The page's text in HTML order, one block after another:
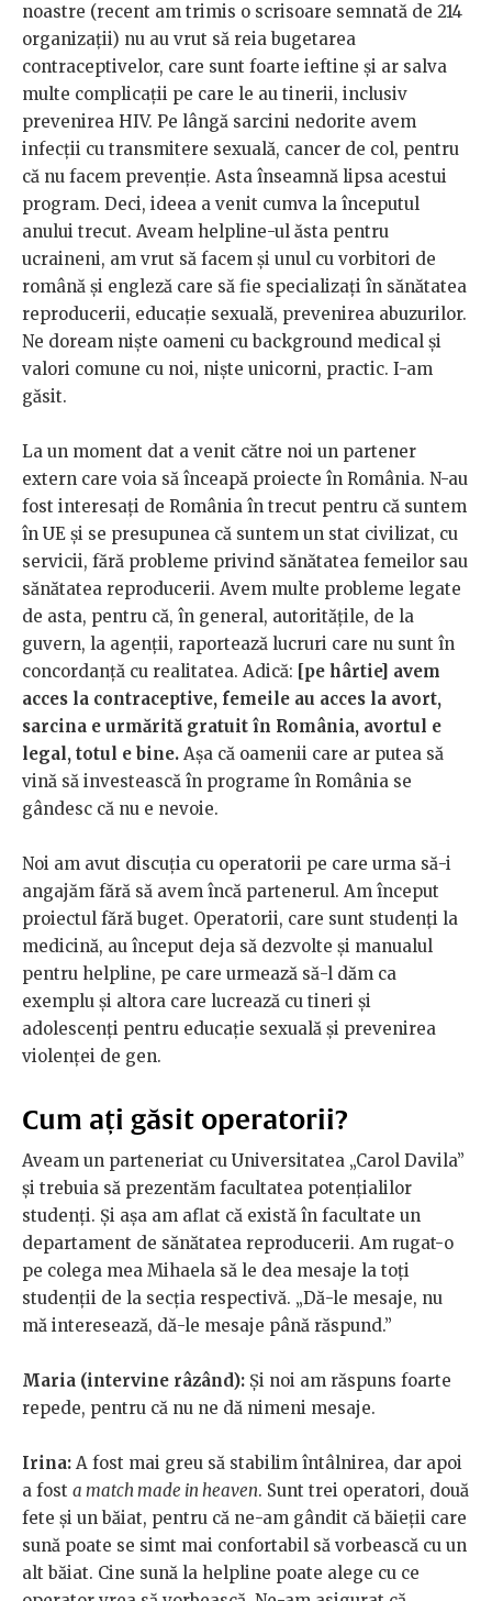
noastre (recent am trimis o scrisoare semnată de 214
organizații) nu au vrut să reia bugetarea
contraceptivelor, care sunt foarte ieftine și ar salva
multe complicații pe care le au tinerii, inclusiv
prevenirea HIV. Pe lângă sarcini nedorite avem
infecții cu transmitere sexuală, cancer de col, pentru
că nu facem prevenție. Asta înseamnă lipsa acestui
program. Deci, ideea a venit cumva la începutul
anului trecut. Aveam helpline-ul ăsta pentru
ucraineni, am vrut să facem și unul cu vorbitori de
română și engleză care să fie specializați în sănătatea
reproducerii, educație sexuală, prevenirea abuzurilor.
Ne doream niște oameni cu background medical și
valori comune cu noi, niște unicorni, practic. I-am
găsit.
La un moment dat a venit către noi un partener
extern care voia să înceapă proiecte în România. N-au
fost interesați de România în trecut pentru că suntem
în UE și se presupunea că suntem un stat civilizat, cu
servicii, fără probleme privind sănătatea femeilor sau
sănătatea reproducerii. Avem multe probleme legate
de asta, pentru că, în general, autoritățile, de la
guvern, la agenții, raportează lucruri care nu sunt în
concordanță cu realitatea. Adică: [pe hârtie] avem
acces la contraceptive, femeile au acces la avort,
sarcina e urmărită gratuit în România, avortul e
legal, totul e bine. Așa că oamenii care ar putea să
vină să investească în programe în România se
gândesc că nu e nevoie.
Noi am avut discuția cu operatorii pe care urma să-i
angajăm fără să avem încă partenerul. Am început
proiectul fără buget. Operatorii, care sunt studenți la
medicină, au început deja să dezvolte și manualul
pentru helpline, pe care urmează să-l dăm ca
exemplu și altora care lucrează cu tineri și
adolescenți pentru educație sexuală și prevenirea
violenței de gen.
Cum ați găsit operatorii?
Aveam un parteneriat cu Universitatea „Carol Davila”
și trebuia să prezentăm facultatea potențialilor
studenți. Și așa am aflat că există în facultate un
departament de sănătatea reproducerii. Am rugat-o
pe colega mea Mihaela să le dea mesaje la toți
studenții de la secția respectivă. „Dă-le mesaje, nu
mă interesează, dă-le mesaje până răspund.”
Maria (intervine râzând): Și noi am răspuns foarte
repede, pentru că nu ne dă nimeni mesaje.
Irina: A fost mai greu să stabilim întâlnirea, dar apoi
a fost a match made in heaven. Sunt trei operatori, două
fete și un băiat, pentru că ne-am gândit că băieții care
sună poate se simt mai confortabil să vorbească cu un
alt băiat. Cine sună la helpline poate alege cu ce